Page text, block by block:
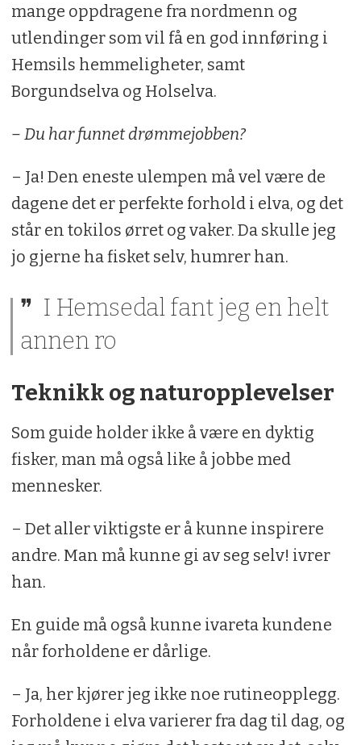
mange oppdragene fra nordmenn og
utlendinger som vil få en god innføring i
Hemsils hemmeligheter, samt
Borgundselva og Holselva.
– Du har funnet drømmejobben?
– Ja! Den eneste ulempen må vel være de
dagene det er perfekte forhold i elva, og det
står en tokilos ørret og vaker. Da skulle jeg
jo gjerne ha fisket selv, humrer han.
I Hemsedal fant jeg en helt
annen ro
Teknikk og naturopplevelser
Som guide holder ikke å være en dyktig
fisker, man må også like å jobbe med
mennesker.
– Det aller viktigste er å kunne inspirere
andre. Man må kunne gi av seg selv! ivrer
han.
En guide må også kunne ivareta kundene
når forholdene er dårlige.
– Ja, her kjører jeg ikke noe rutineopplegg.
Forholdene i elva varierer fra dag til dag, og